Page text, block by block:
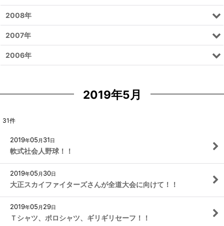
2019年5月
31件
2019年05 月 31日
軟式社会人野球！！
2019年05 月 30日
大正スカイファイターズさんが全道大会に向けて！！
2019年05 月 29日
Ｔシャツ、ポロシャツ、ギリギリセーフ！！
2008年
2007年
2006年